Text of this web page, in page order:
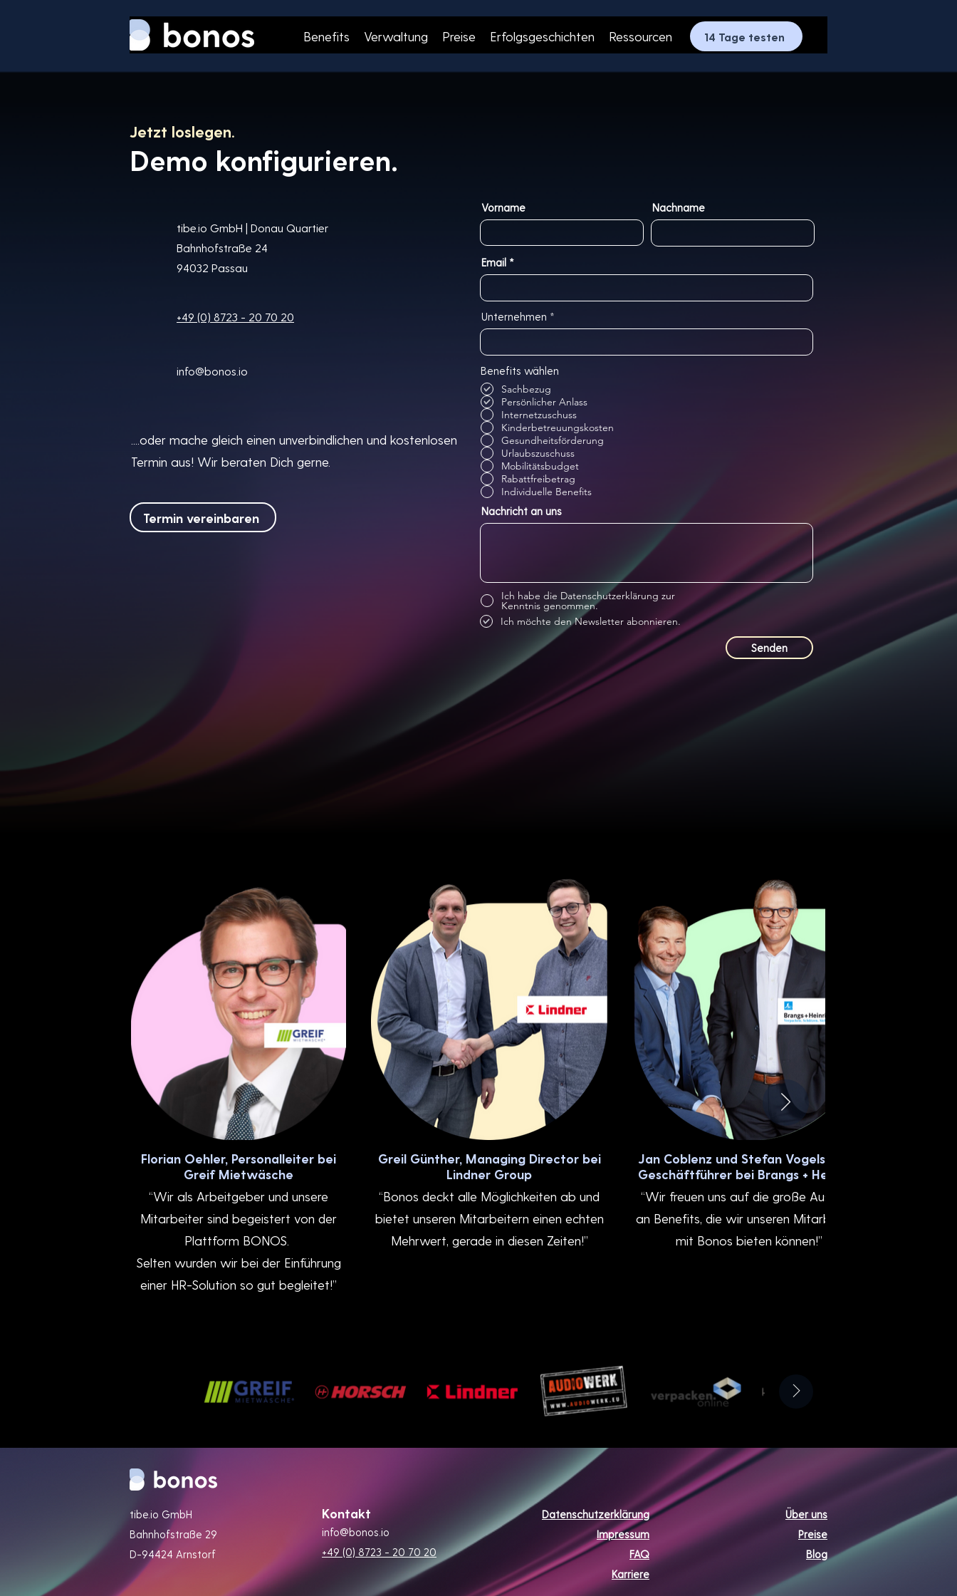
Benefits Verwaltung Preise Erfolgsgeschichten Ressourcen 14 Tage testen
Jetzt loslegen.
Demo konfigurieren.
tibe.io GmbH | Donau Quartier
Bahnhofstraße 24
94032 Passau
+49 (0) 8723 - 20 70 20
info@bonos.io
....oder mache gleich einen unverbindlichen und kostenlosen
Termin aus! Wir beraten Dich gerne.
Termin vereinbaren
Vorname Nachname
Email
Unternehmen
Benefits wählen
Sachbezug
Persönlicher Anlass
Internetzuschuss
Kinderbetreuungskosten
Gesundheitsförderung
Urlaubszuschuss
Mobilitätsbudget
Rabattfreibetrag
Individuelle Benefits
Nachricht an uns
Ich habe die Datenschutzerklärung zur
Kenntnis genommen.
Ich möchte den Newsletter abonnieren.
Senden
Florian Oehler, Personalleiter bei
Greif Mietwäsche
“Wir als Arbeitgeber und unsere
Mitarbeiter sind begeistert von der
Plattform BONOS.
Selten wurden wir bei der Einführung
einer HR-Solution so gut begleitet!”
Greil Günther, Managing Director bei
Lindner Group
“Bonos deckt alle Möglichkeiten ab und
bietet unseren Mitarbeitern einen echten
Mehrwert, gerade in diesen Zeiten!”
Jan Coblenz und Stefan Vogelskamp,
Geschäftführer bei Brangs + Heinrich
“Wir freuen uns auf die große Auswahl
an Benefits, die wir unseren Mitarbeitern
mit Bonos bieten können!”
tibe.io GmbH
Bahnhofstraße 29
D-94424 Arnstorf
Kontakt
info@bonos.io
+49 (0) 8723 - 20 70 20
Datenschutzerklärung
Impressum
FAQ
Karriere
Über uns
Preise
Blog